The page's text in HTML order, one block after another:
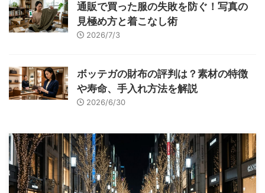
通販で買った服の失敗を防ぐ！写真の
見極め方と着こなし術
2026/7/3
ボッテガの財布の評判は？素材の特徴
や寿命、手入れ方法を解説
2026/6/30